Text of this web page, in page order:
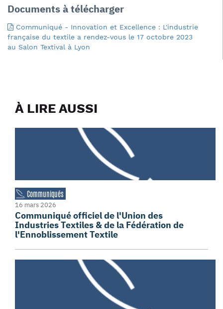
Documents à télécharger
Communiqué - Innovation et Excellence : L'industrie
française du textile a rendez-vous le 17 octobre 2023
au Salon Textival à Lyon
À LIRE AUSSI
Communiqués
16 mars 2026
Communiqué officiel de l'Union des
Industries Textiles & de la Fédération de
l'Ennoblissement Textile